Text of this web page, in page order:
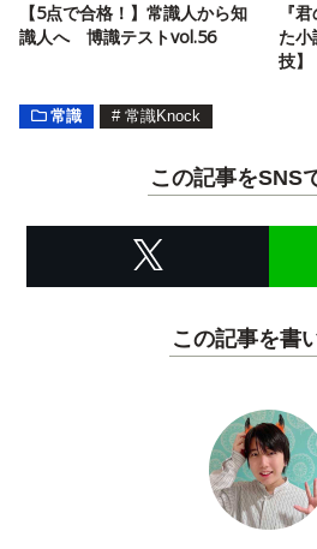
【5点で合格！】常識人から知
識人へ 博識テストvol.56
『
た小
技】
常識 # 常識Knock
この記事をSNS
この記事を書